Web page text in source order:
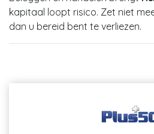
kapitaal loopt risico. Zet niet
dan u bereid bent te verliezen.